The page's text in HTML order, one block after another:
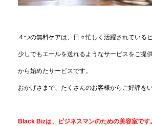
４つの無料ケアは、日々忙しく活躍されている
少しでもエールを送れるようなサービスをご提
から始めたサービスです。
おかげさまで、たくさんのお客様からご好評を
Black Bizは、ビジネスマンのための美容室です。